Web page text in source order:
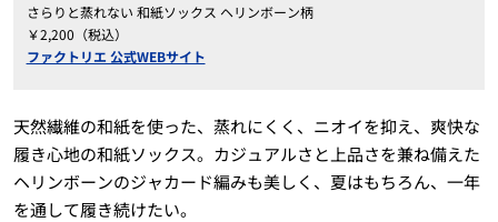
さらりと蒸れない 和紙ソックス ヘリンボーン柄
￥2,200（税込）
ファクトリエ 公式WEBサイト
天然繊維の和紙を使った、蒸れにくく、ニオイを抑え、爽快な
履き心地の和紙ソックス。カジュアルさと上品さを兼ね備えた
ヘリンボーンのジャカード編みも美しく、夏はもちろん、一年
を通して履き続けたい。